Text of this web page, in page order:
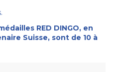
RED DINGO, en
Suisse, sont de 10 à